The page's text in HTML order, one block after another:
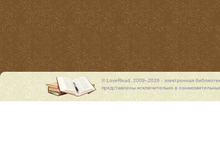
© LoveRead, 2009–2026 - электронная
представлены исключительно в